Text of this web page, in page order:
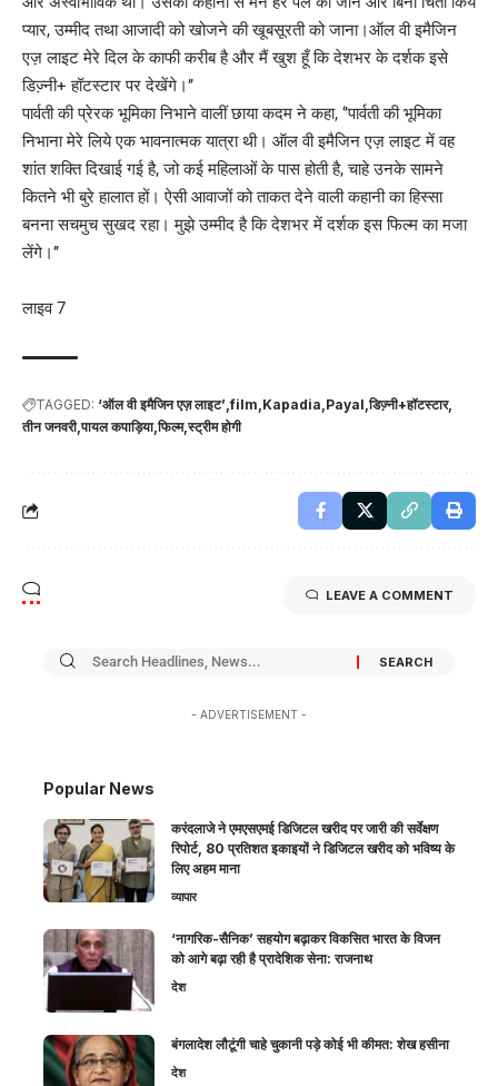
प्‍यार, उम्‍मीद तथा आजादी को खोजने की खूबसूरती को जाना।ऑल वी इमैजिन
एज़ लाइट मेरे दिल के काफी करीब है और मैं खुश हूँ कि देशभर के दर्शक इसे
डिज्‍़नी+ हॉटस्‍टार पर देखेंगे।’’
पार्वती की प्रेरक भूमिका निभाने वालीं छाया कदम ने कहा, ‘’पार्वती की भूमिका
निभाना मेरे लिये एक भावनात्‍मक यात्रा थी। ऑल वी इमैजिन एज़ लाइट में वह
शांत शक्ति दिखाई गई है, जो कई महिलाओं के पास होती है, चाहे उनके सामने
कितने भी बुरे हालात हों। ऐसी आवाजों को ताकत देने वाली कहानी का हिस्‍सा
बनना सचमुच सुखद रहा। मुझे उम्‍मीद है कि देशभर में दर्शक इस फिल्‍म का मजा
लेंगे।’’
लाइव 7
TAGGED: ‘ऑल वी इमैजिन एज़ लाइट’ film Kapadia Payal डिज्‍़नी+हॉटस्‍टार
तीन जनवरी पायल कपाड़िया फिल्म स्‍ट्रीम होगी
LEAVE A COMMENT
- ADVERTISEMENT -
Popular News
करंदलाजे ने एमएसएमई डिजिटल खरीद पर जारी की सर्वेक्षण
रिपोर्ट, 80 प्रतिशत इकाइयों ने डिजिटल खरीद को भविष्य के
लिए अहम माना
व्यापार
‘नागरिक-सैनिक’ सहयोग बढ़ाकर विकसित भारत के विजन
को आगे बढ़ा रही है प्रादेशिक सेना: राजनाथ
देश
बंगलादेश लौटूंगी चाहे चुकानी पड़े कोई भी कीमत: शेख हसीना
देश